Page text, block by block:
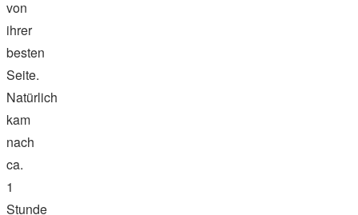
von
ihrer
besten
Seite.
Natürlich
kam
nach
ca.
1
Stunde